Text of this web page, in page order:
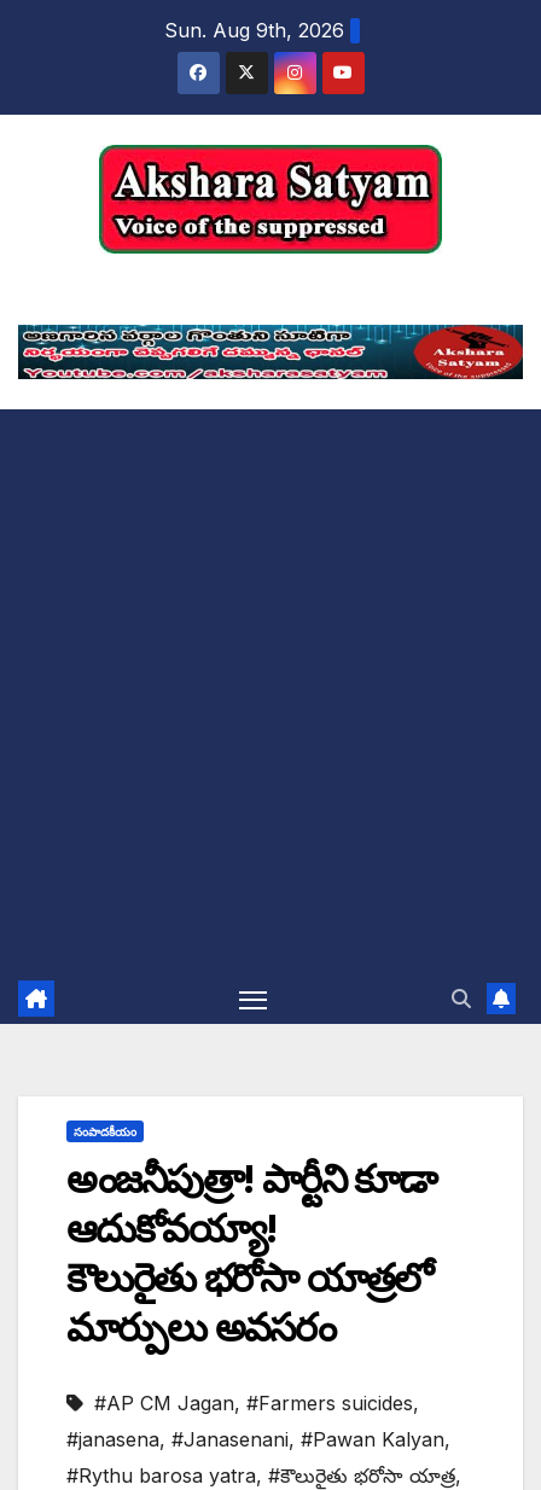
Sun. Aug 9th, 2026
సంపాదకీయం
అంజనీపుత్రా! పార్టీని కూడా
ఆదుకోవయ్యా!
కౌలురైతు భరోసా యాత్రలో
మార్పులు అవసరం
#AP CM Jagan, #Farmers suicides,
#janasena, #Janasenani, #Pawan Kalyan,
#Rythu barosa yatra, #కౌలురైతు భరోసా యాత్ర,